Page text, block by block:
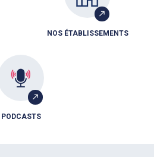
NOS ÉTABLISSEMENTS
PODCASTS